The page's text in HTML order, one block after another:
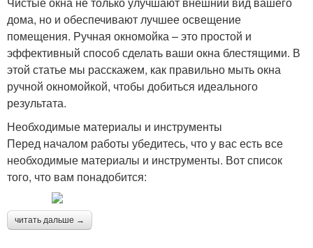
дома, но и обеспечивают лучшее освещение
помещения. Ручная окномойка – это простой и
эффективный способ сделать ваши окна блестящими. В
этой статье мы расскажем, как правильно мыть окна
ручной окномойкой, чтобы добиться идеального
результата.
Необходимые материалы и инструменты
Перед началом работы убедитесь, что у вас есть все
необходимые материалы и инструменты. Вот список
того, что вам понадобится:
читать дальше →